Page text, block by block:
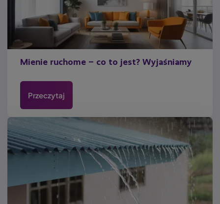
Mienie ruchome – co to jest? Wyjaśniamy
Przeczytaj